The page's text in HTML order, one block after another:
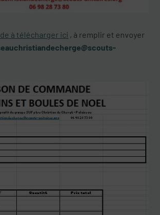
à télécharger ici , à remplir et envoyer